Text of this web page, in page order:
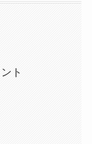
ト